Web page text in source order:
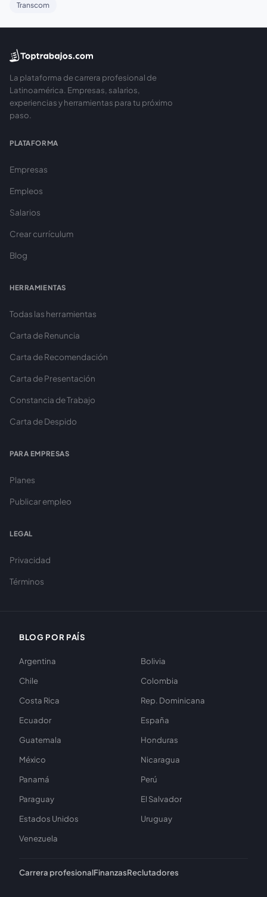
Transcom
La plataforma de carrera profesional de
Latinoamérica. Empresas, salarios,
experiencias y herramientas para tu próximo
paso.
PLATAFORMA
Empresas
Empleos
Salarios
Crear currículum
Blog
HERRAMIENTAS
Todas las herramientas
Carta de Renuncia
Carta de Recomendación
Carta de Presentación
Constancia de Trabajo
Carta de Despido
PARA EMPRESAS
Planes
Publicar empleo
LEGAL
Privacidad
Términos
BLOG POR PAÍS
Argentina
Bolivia
Chile
Colombia
Costa Rica
Rep. Dominicana
Ecuador
España
Guatemala
Honduras
México
Nicaragua
Panamá
Perú
Paraguay
El Salvador
Estados Unidos
Uruguay
Venezuela
Carrera profesionalFinanzasReclutadores